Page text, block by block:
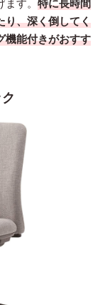
す。 特に長時間
り、深く倒してく
機能付きがおすす